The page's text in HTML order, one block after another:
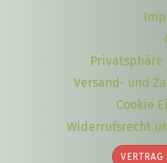
Privatsphäre
Versand- und
Cookie
Widerrufsrecht
VERTRAG